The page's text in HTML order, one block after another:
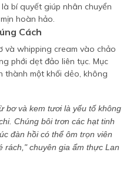
bí quyết giúp nhân chuyển
hoàn hảo.
Cách
và whipping cream vào chảo
phới dẹt đảo liên tục. Mục
thành một khối dẻo, không
bơ và kem tươi là yếu tố không
Chúng bôi trơn các hạt tinh
đàn hồi có thể ôm trọn viên
rách," chuyên gia ẩm thực Lan